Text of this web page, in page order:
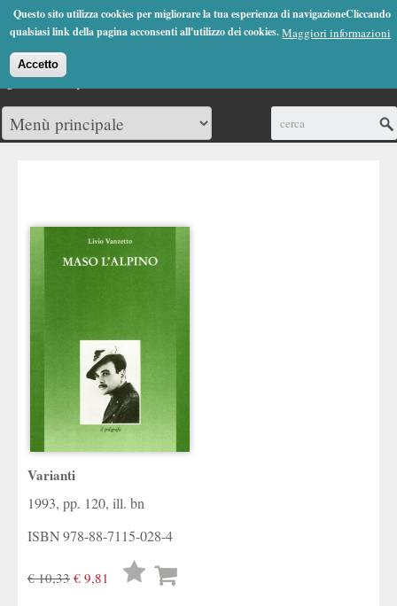
Questo sito utilizza cookies per migliorare la tua esperienza di navigazioneCliccando
qualsiasi link della pagina acconsenti all'utilizzo dei cookies.Maggiori informazioni
Accetto
Jump to Navigation
(0)
Varianti
1993, pp. 120, ill. bn
ISBN978-88-7115-028-4
€ 10,33 € 9,81
Lista